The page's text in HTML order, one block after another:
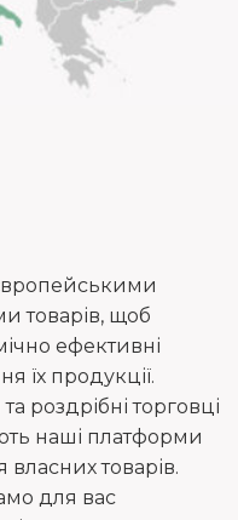
товарів, щоб
ефективні
їх продукції.
роздрібні торговці
наші платформи
товарів.
для вас